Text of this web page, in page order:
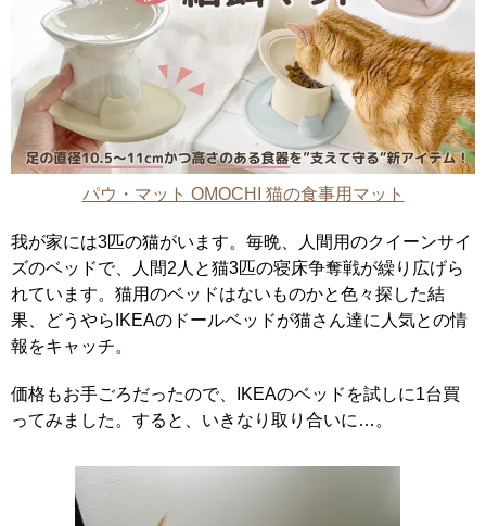
パウ・マット OMOCHI 猫の食事用マット
我が家には3匹の猫がいます。毎晩、人間用のクイーンサイ
ズのベッドで、人間2人と猫3匹の寝床争奪戦が繰り広げら
れています。猫用のベッドはないものかと色々探した結
果、どうやらIKEAのドールベッドが猫さん達に人気との情
報をキャッチ。
価格もお手ごろだったので、IKEAのベッドを試しに1台買
ってみました。すると、いきなり取り合いに…。